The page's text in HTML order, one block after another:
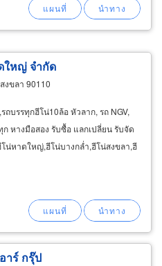
หญ่ จำกัด
งขลา 90110
บรรทุกฮีโน่10ล้อ หัวลาก, รถ NGV,
หางมือสอง รับซื้อ แลกเปลี่ยน รับจัด
น่หาดใหญ่,ฮีโน่บางกล่ำ,ฮีโน่สงขลา,ฮี
าร์ กรุ๊ป